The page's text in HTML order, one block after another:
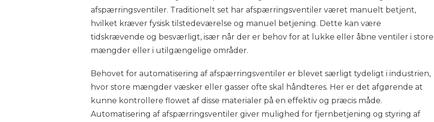
afspærringsventiler. Traditionelt set har afspærringsventiler været manuelt betjent,
hvilket kræver fysisk tilstedeværelse og manuel betjening. Dette kan være
tidskrævende og besværligt, især når der er behov for at lukke eller åbne ventiler i store
mængder eller i utilgængelige områder.
Behovet for automatisering af afspærringsventiler er blevet særligt tydeligt i industrien,
hvor store mængder væsker eller gasser ofte skal håndteres. Her er det afgørende at
kunne kontrollere flowet af disse materialer på en effektiv og præcis måde.
Automatisering af afspærringsventiler giver mulighed for fjernbetjening og styring af